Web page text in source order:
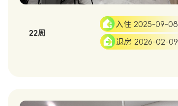
22周
入住 2025-09-08
退房 2026-02-09